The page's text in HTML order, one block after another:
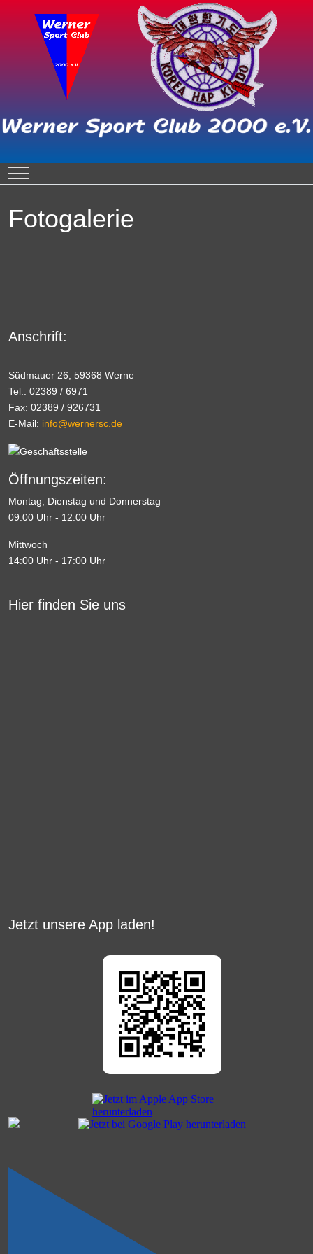
Mobile Menu Toggle
Fotogalerie
Anschrift:
Südmauer 26, 59368 Werne
Tel.: 02389 / 6971
Fax: 02389 / 926731
E-Mail: info@wernersc.de
Öffnungszeiten:
Montag, Dienstag und Donnerstag
09:00 Uhr - 12:00 Uhr
Mittwoch
14:00 Uhr - 17:00 Uhr
Hier finden Sie uns
Jetzt unsere App laden!